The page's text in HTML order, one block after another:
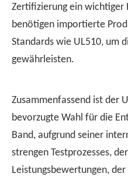
Zertifizierung ein wichtiger
benötigen importierte
Standards wie UL510, um
gewährleisten.
Zusammenfassend ist der
bevorzugte Wahl für die
Band, aufgrund seiner
strengen Testprozesses,
Leistungsbewertungen,